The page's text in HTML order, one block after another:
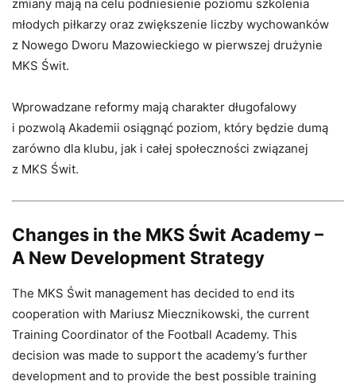
zmiany mają na celu podniesienie poziomu szkolenia
młodych piłkarzy oraz zwiększenie liczby wychowanków
z Nowego Dworu Mazowieckiego w pierwszej drużynie
MKS Świt.
Wprowadzane reformy mają charakter długofalowy
i pozwolą Akademii osiągnąć poziom, który będzie dumą
zarówno dla klubu, jak i całej społeczności związanej
z MKS Świt.
Changes in the MKS Świt Academy –
A New Development Strategy
The MKS Świt management has decided to end its
cooperation with Mariusz Miecznikowski, the current
Training Coordinator of the Football Academy. This
decision was made to support the academy’s further
development and to provide the best possible training